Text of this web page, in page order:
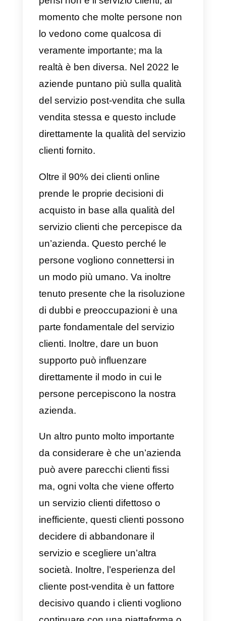
Al giorno d’oggi esistono molti
diversi tipi di aziende su Internet,
dall’e-commercealle società di
servizi. Forse la prima cosa a cui
pensi non è il servizio clienti, al
momento che molte persone non
veramente importante; ma la
realtà è ben diversa. Nel 2022 le
aziende puntano più sulla qualità
del servizio post-vendita che
vendita stessa e questo include
direttamente la qualità del
clienti fornito.
Oltre il 90% dei clienti online
prende le proprie decisioni di
acquisto in base alla qualità del
servizio clienti che percepisce da
persone vogliono connettersi in
un modo più umano. Va inoltre
tenuto presente che la
di dubbi e preoccupazioni è una
parte fondamentale del servizio
clienti. Inoltre, dare un buon
supporto può influenzare
direttamente il modo in cui le
persone percepiscono la nostra